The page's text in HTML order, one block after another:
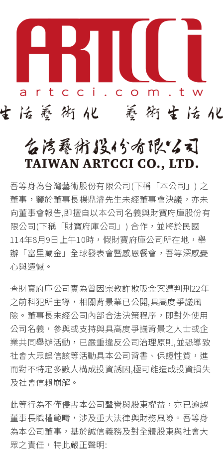
吾等身為台灣藝術股份有限公司(下稱「本公司」) 之
董事，鑒於董事長楊鼎濬先生未經董事會決議，亦未
向董事會報告,即擅自以本公司名義與財寶府庫股份有
限公司(下稱「財寶府庫公司」) 合作，並將於民國
114年8月9日上午10時，假財寶府庫公司所在地，舉
辦「富里藏金」全球發表會暨感恩餐會，吾等深感憂
心與遺憾。
查財寶府庫公司實為曾因宗教詐欺吸金案遭判刑22年
之前科犯所主導，相關背景業已公開,具高度爭議風
險。董事長未經公司內部合法決策程序，即對外使用
公司名義，參與或支持與具高度爭議背景之人士或企
業共同舉辦活動，已嚴重違反公司治理原則,並恐導致
社會大眾誤信該等活動具本公司背書、保證性質，進
而對不特定多數人構成投資誘因,極可能造成投資損失
及社會信賴崩解。
此等行為不僅侵害本公司聲譽與股東權益，亦已逾越
董事長職權範疇，涉及重大法律與財務風險。吾等身
為本公司董事，基於誠信義務及對全體股東與社會大
眾之責任，特此嚴正聲明: